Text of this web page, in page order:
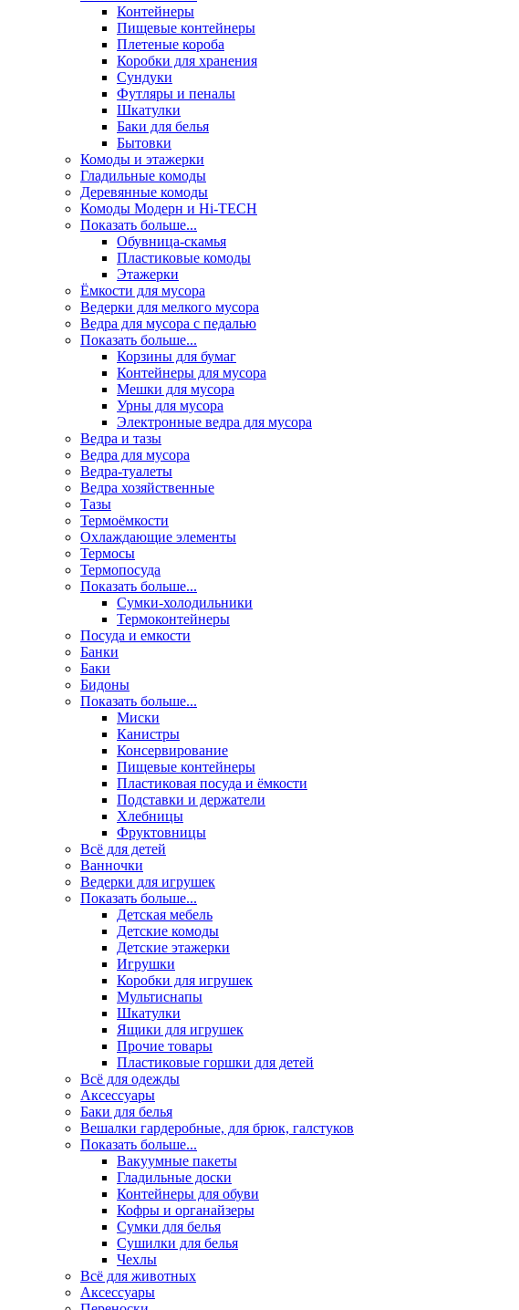
Контейнеры
Пищевые контейнеры
Плетеные короба
Коробки для хранения
Сундуки
Футляры и пеналы
Шкатулки
Баки для белья
Бытовки
Комоды и этажерки
Гладильные комоды
Деревянные комоды
Комоды Модерн и Hi-TECH
Показать больше...
Обувница-скамья
Пластиковые комоды
Этажерки
Ёмкости для мусора
Ведерки для мелкого мусора
Ведра для мусора с педалью
Показать больше...
Корзины для бумаг
Контейнеры для мусора
Мешки для мусора
Урны для мусора
Электронные ведра для мусора
Ведра и тазы
Ведра для мусора
Ведра-туалеты
Ведра хозяйственные
Тазы
Термоёмкости
Охлаждающие элементы
Термосы
Термопосуда
Показать больше...
Сумки-холодильники
Термоконтейнеры
Посуда и емкости
Банки
Баки
Бидоны
Показать больше...
Миски
Канистры
Консервирование
Пищевые контейнеры
Пластиковая посуда и ёмкости
Подставки и держатели
Хлебницы
Фруктовницы
Всё для детей
Ванночки
Ведерки для игрушек
Показать больше...
Детская мебель
Детские комоды
Детские этажерки
Игрушки
Коробки для игрушек
Мультиснапы
Шкатулки
Ящики для игрушек
Прочие товары
Пластиковые горшки для детей
Всё для одежды
Аксессуары
Баки для белья
Вешалки гардеробные, для брюк, галстуков
Показать больше...
Вакуумные пакеты
Гладильные доски
Контейнеры для обуви
Кофры и органайзеры
Сумки для белья
Сушилки для белья
Чехлы
Всё для животных
Аксесcуары